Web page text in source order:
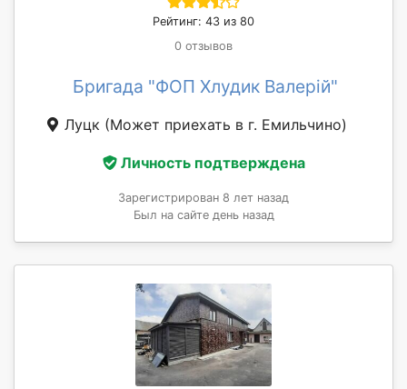
Рейтинг: 43 из 80
0 отзывов
Бригада "ФОП Хлудик Валерій"
Луцк (Может приехать в г. Емильчино)
Личность подтверждена
Зарегистрирован 8 лет назад
Был на сайте день назад